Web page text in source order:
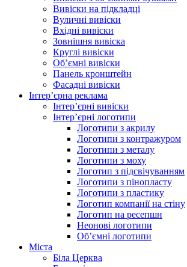
Вивіски на підкладці
Вуличні вивіски
Вхідні вивіски
Зовнішня вивіска
Круглі вивіски
Об’ємні вивіски
Панель кронштейн
Фасадні вивіски
Інтер’єрна реклама
Інтер’єрні вивіски
Інтер’єрні логотипи
Логотипи з акрилу
Логотипи з контражуром
Логотипи з металу
Логотипи з моху
Логотип з підсвічуванням
Логотипи з пінопласту
Логотипи з пластику
Логотип компанії на стіну
Логотип на ресепшн
Неонові логотипи
Об’ємні логотипи
Міста
Біла Церква